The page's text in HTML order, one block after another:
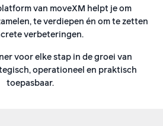
van moveXM helpt je om
te verdiepen én om te zetten
verbeteringen.
voor elke stap in de groei van
operationeel en praktisch
toepasbaar.